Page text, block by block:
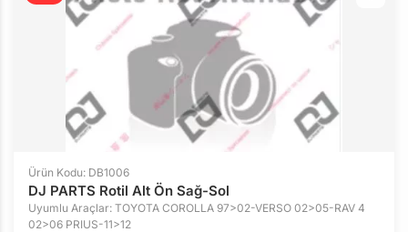
Ürün Kodu: DB1006
DJ PARTS Rotil Alt Ön Sağ-Sol
Uyumlu Araçlar: TOYOTA COROLLA 97>02-VERSO 02>05-RAV 4
02>06 PRIUS-11>12